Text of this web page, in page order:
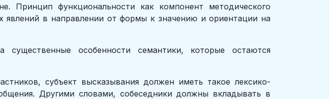
Принцип функциональности как компонент методического
явлений в направлении от формы к значению и ориентации на
особенности семантики, которые остаются
субъект высказывания должен иметь такое лексико-
Другими словами, собеседники должны вкладывать в